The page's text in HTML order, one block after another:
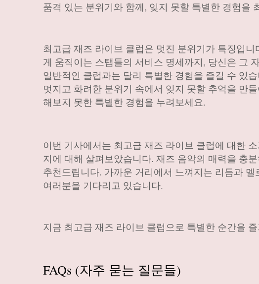
품격 있는 분위기와 함께, 잊지 못할 특별한 경험을
최고급 재즈 라이브 클럽은 멋진 분위기가 특징입
게 움직이는 스탭들의 서비스 명세까지, 당신은 그
일반적인 클럽과는 달리 특별한 경험을 즐길 수 있
멋지고 화려한 분위기 속에서 잊지 못할 추억을 만
해보지 못한 특별한 경험을 누려보세요.
이번 기사에서는 최고급 재즈 라이브 클럽에 대한
지에 대해 살펴보았습니다. 재즈 음악의 매력을 충
추천드립니다. 가까운 거리에서 느껴지는 리듬과
여러분을 기다리고 있습니다.
지금 최고급 재즈 라이브 클럽으로 특별한 순간을
FAQs (자주 묻는 질문들)